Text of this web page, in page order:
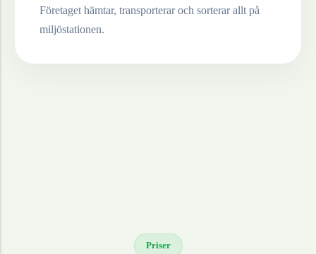
Företaget hämtar, transporterar och sorterar allt på
miljöstationen.
Priser